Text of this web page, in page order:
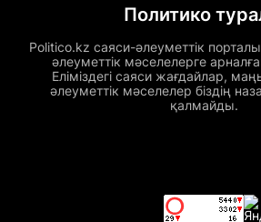
Политико
Politico.kz саяси-әлеуметтік порталы
әлеуметтік мәселелерге
Еліміздегі саяси жағдайлар,
әлеуметтік мәселелер біздің
қалмайды.